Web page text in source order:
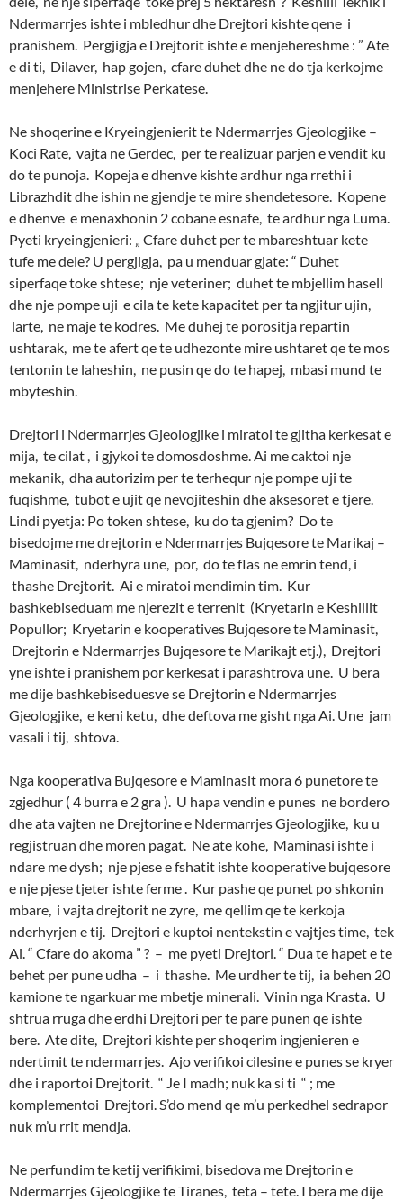
Ndermarrjes ishte i mbledhur dhe Drejtori kishte qene i
pranishem. Pergjigja e Drejtorit ishte e menjehereshme : ” Ate
e di ti, Dilaver, hap gojen, cfare duhet dhe ne do tja kerkojme
menjehere Ministrise Perkatese.
Ne shoqerine e Kryeingjenierit te Ndermarrjes Gjeologjike –
Koci Rate, vajta ne Gerdec, per te realizuar parjen e vendit ku
do te punoja. Kopeja e dhenve kishte ardhur nga rrethi i
Librazhdit dhe ishin ne gjendje te mire shendetesore. Kopene
e dhenve e menaxhonin 2 cobane esnafe, te ardhur nga Luma.
Pyeti kryeingjenieri: „ Cfare duhet per te mbareshtuar kete
tufe me dele? U pergjigja, pa u menduar gjate: “ Duhet
siperfaqe toke shtese; nje veteriner; duhet te mbjellim hasell
dhe nje pompe uji e cila te kete kapacitet per ta ngjitur ujin,
larte, ne maje te kodres. Me duhej te porositja repartin
ushtarak, me te afert qe te udhezonte mire ushtaret qe te mos
tentonin te laheshin, ne pusin qe do te hapej, mbasi mund te
mbyteshin.
Drejtori i Ndermarrjes Gjeologjike i miratoi te gjitha kerkesat e
mija, te cilat , i gjykoi te domosdoshme. Ai me caktoi nje
mekanik, dha autorizim per te terhequr nje pompe uji te
fuqishme, tubot e ujit qe nevojiteshin dhe aksesoret e tjere.
Lindi pyetja: Po token shtese, ku do ta gjenim? Do te
bisedojme me drejtorin e Ndermarrjes Bujqesore te Marikaj –
Maminasit, nderhyra une, por, do te flas ne emrin tend, i
thashe Drejtorit. Ai e miratoi mendimin tim. Kur
bashkebiseduam me njerezit e terrenit (Kryetarin e Keshillit
Popullor; Kryetarin e kooperatives Bujqesore te Maminasit,
Drejtorin e Ndermarrjes Bujqesore te Marikajt etj.), Drejtori
yne ishte i pranishem por kerkesat i parashtrova une. U bera
me dije bashkebiseduesve se Drejtorin e Ndermarrjes
Gjeologjike, e keni ketu, dhe deftova me gisht nga Ai. Une jam
vasali i tij, shtova.
Nga kooperativa Bujqesore e Maminasit mora 6 punetore te
zgjedhur ( 4 burra e 2 gra ). U hapa vendin e punes ne bordero
dhe ata vajten ne Drejtorine e Ndermarrjes Gjeologjike, ku u
regjistruan dhe moren pagat. Ne ate kohe, Maminasi ishte i
ndare me dysh; nje pjese e fshatit ishte kooperative bujqesore
e nje pjese tjeter ishte ferme . Kur pashe qe punet po shkonin
mbare, i vajta drejtorit ne zyre, me qellim qe te kerkoja
nderhyrjen e tij. Drejtori e kuptoi nentekstin e vajtjes time, tek
Ai. “ Cfare do akoma ” ? – me pyeti Drejtori. “ Dua te hapet e te
behet per pune udha – i thashe. Me urdher te tij, ia behen 20
kamione te ngarkuar me mbetje minerali. Vinin nga Krasta. U
shtrua rruga dhe erdhi Drejtori per te pare punen qe ishte
bere. Ate dite, Drejtori kishte per shoqerim ingjenieren e
ndertimit te ndermarrjes. Ajo verifikoi cilesine e punes se kryer
dhe i raportoi Drejtorit. “ Je I madh; nuk ka si ti “ ; me
komplementoi Drejtori. S’do mend qe m’u perkedhel sedrapor
nuk m’u rrit mendja.
Ne perfundim te ketij verifikimi, bisedova me Drejtorin e
Ndermarrjes Gjeologjike te Tiranes, teta – tete. I bera me dije